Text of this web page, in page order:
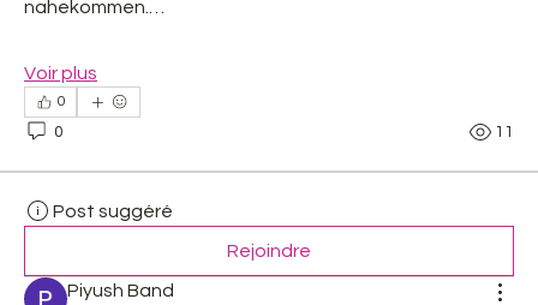
nahekommen.…
Voir plus
0
0 11
Post suggéré
Rejoindre
Piyush Band